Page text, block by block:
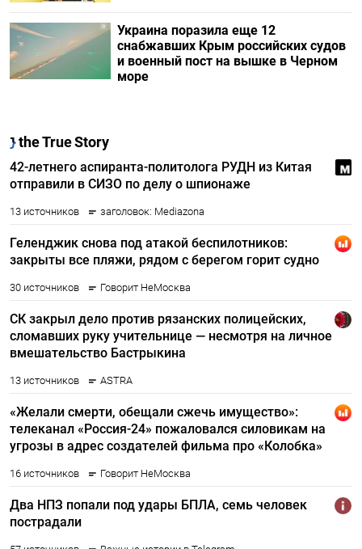
Украина поразила еще 12
снабжавших Крым российских судов
и военный пост на вышке в Черном
море